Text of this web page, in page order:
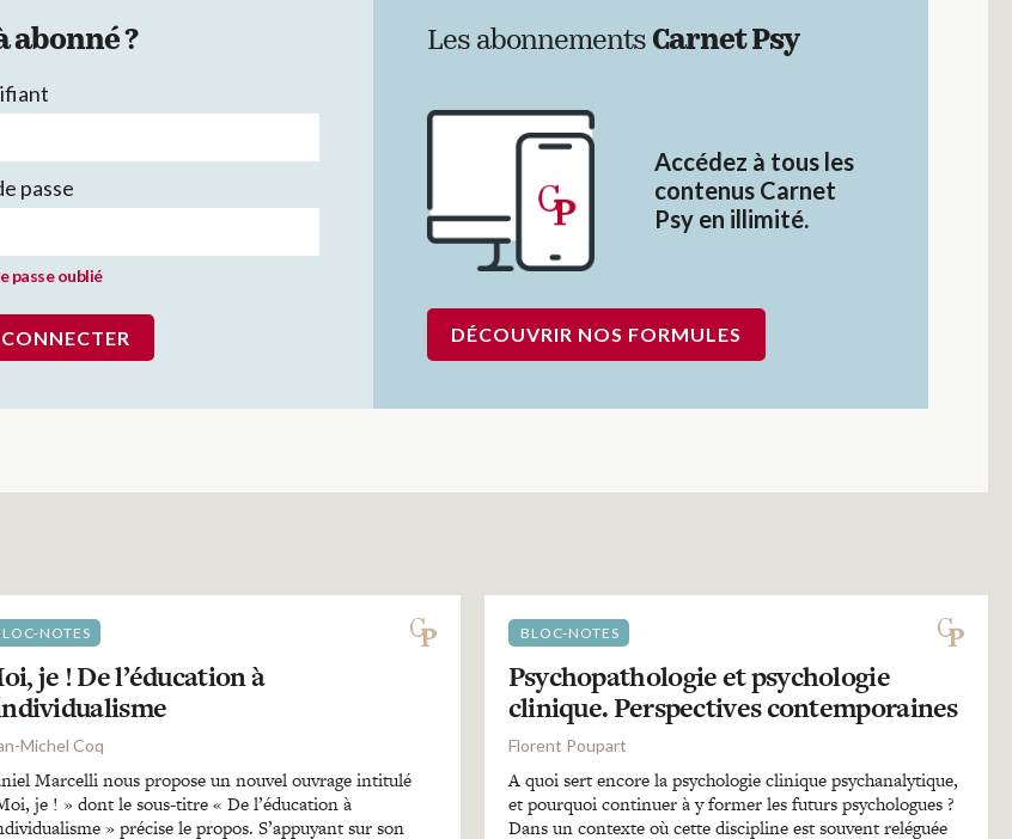
abonné ?
passe
passe oublié
Les abonnements Carnet Psy
Accédez à tous les
contenus Carnet
Psy en illimité.
DÉCOUVRIR NOS FORMULES
NOTES
je ! De l’éducation à
Michel Coq
Marcelli nous propose un nouvel ouvrage intitulé
je ! » dont le sous-titre « De l’éducation à
» précise le propos. S’appuyant sur son
BLOC-NOTES
Psychopathologie et psychologie
clinique. Perspectives contemporaines
Florent Poupart
A quoi sert encore la psychologie clinique psychanalytique,
et pourquoi continuer à y former les futurs psychologues ?
Dans un contexte où cette discipline est souvent reléguée